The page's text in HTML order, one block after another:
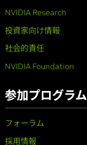
NVIDIA Research
投資家向け情報
社会的責任
NVIDIA Foundation
参加プログラム
フォーラム
採用情報